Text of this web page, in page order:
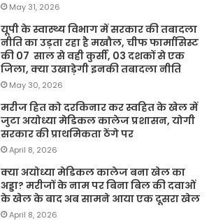
May 31, 2026
यूपी के स्वास्थ्य विभाग में सरकार की तबादला
नीति का उड़ता रहा है मखौल, चीफ फार्मासिस्ट
की 07 साल से वही कुर्सी, 03 दशकों से एक
जिला, क्या उखाड़ेगी इनकी तबादला नीति
May 30, 2026
मरीज हित को दरकिनार कर स्वहित के खेल में
जुटा अयोध्या मेडिकल कालेज प्रशासन, योगी
सरकार की प्राथमिकता ठेंगे पर
April 8, 2026
क्या अयोध्या मेडिकल कालेज बना खेल का
अड्डा? मरीजों के नाम पर बिना बिल की दवाओं
के खेल के बाद अब सामने आया एक दूसरा खेल
April 8, 2026